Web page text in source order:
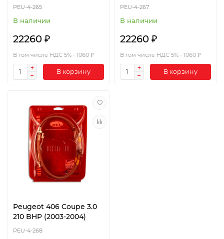
PEU-4-265
В наличии
22260 ₽
В том числе НДС 5% - 1060 ₽
В корзину
PEU-4-267
В наличии
22260 ₽
В том числе НДС 5% - 1060 ₽
В корзину
Peugeot 406 Coupe 3.0
210 BHP (2003-2004)
PEU-4-268